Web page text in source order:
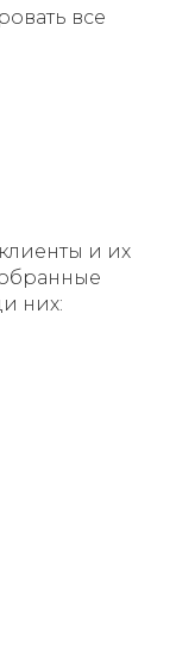
все
и их
них: